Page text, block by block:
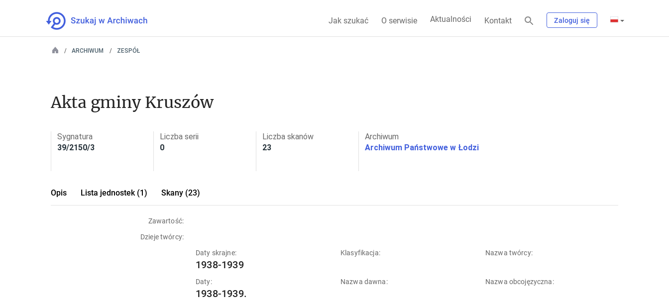
Jak szukać O serwisie Aktualności Kontakt Zaloguj się
ARCHIWUM ZESPÓŁ
Akta gminy Kruszów
Sygnatura
39/2150/3
Liczba serii
0
Liczba skanów
23
Archiwum
Archiwum Państwowe w Łodzi
Opis Lista jednostek (1) Skany (23)
Zawartość:
Dzieje twórcy:
Daty skrajne:
1938-1939
Klasyfikacja: Nazwa twórcy:
Daty:
1938-1939.
Nazwa dawna: Nazwa obcojęzyczna: